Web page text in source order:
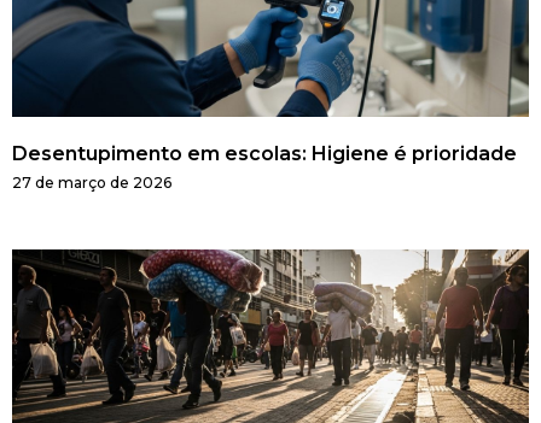
Desentupimento em escolas: Higiene é prioridade
27 de março de 2026